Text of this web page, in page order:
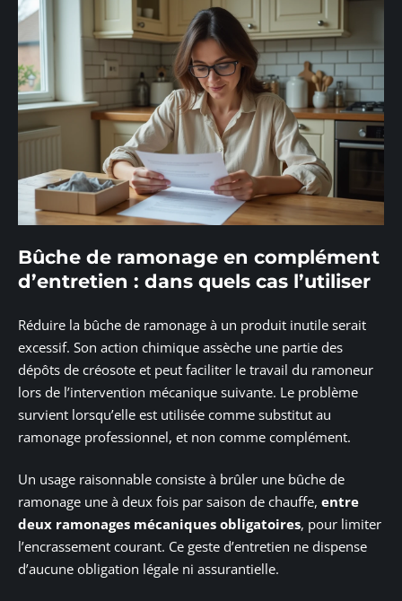
Bûche de ramonage en complément
d’entretien : dans quels cas l’utiliser
Réduire la bûche de ramonage à un produit inutile serait
excessif. Son action chimique assèche une partie des
dépôts de créosote et peut faciliter le travail du ramoneur
lors de l’intervention mécanique suivante. Le problème
survient lorsqu’elle est utilisée comme substitut au
ramonage professionnel, et non comme complément.
Un usage raisonnable consiste à brûler une bûche de
ramonage une à deux fois par saison de chauffe, entre
deux ramonages mécaniques obligatoires, pour limiter
l’encrassement courant. Ce geste d’entretien ne dispense
d’aucune obligation légale ni assurantielle.